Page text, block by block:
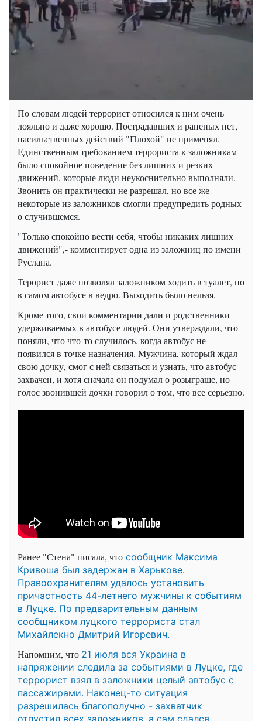
По словам людей террорист относился к ним очень
лояльно и даже хорошо. Пострадавших и раненых нет,
насильственных действий "Плохой" не применял.
Единственным требованием террориста к заложникам
было спокойное поведение без лишних и резких
движений, которые люди неукоснительно выполняли.
Звонить он практически не разрешал, но все же
некоторые из заложников смогли предупредить родных
о случившемся.
"Только спокойно вести себя, чтобы никаких лишних
движений",- комментирует одна из заложниц по имени
Руслана.
Терорист даже позволял заложником ходить в туалет, но
в самом автобусе в ведро. Выходить было нельзя.
Кроме того, свои комментарии дали и родственники
удерживаемых в автобусе людей. Они утверждали, что
поняли, что что-то случилось, когда автобус не
появился в точке назначения. Мужчина, который ждал
свою дочку, смог с ней связаться и узнать, что автобус
захвачен, и хотя сначала он подумал о розыграше, но
голос звонившей дочки говорил о том, что все серьезно.
Ранее "Стена" писала, что сообщник Максима
Кривоша был задержан в Харькове.
Правоохранителям удалось установить
причастность 44-летнего мужчины к событиям
в Луцке. По предварительным данным
сообщником луцкого террориста стал
Михайлекно Дмитрий Игоревич.
Напомним, что 21 июля вся Украина в
напряжении следила за событиями в Луцке, где
террорист взял в заложники целый автобус с
пассажирами. Наконец-то ситуация
разрешилась благополучно - захватчик
отпустил всех заложников, а сам сдался